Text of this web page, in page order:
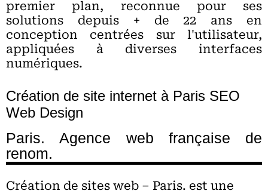
premier plan, reconnue pour ses
solutions depuis + de 22 ans en
conception centrées sur l'utilisateur,
appliquées à diverses interfaces
numériques.
Création de site internet à Paris SEO
Web Design
Paris. Agence web française de
renom.
Création de sites web – Paris. est une